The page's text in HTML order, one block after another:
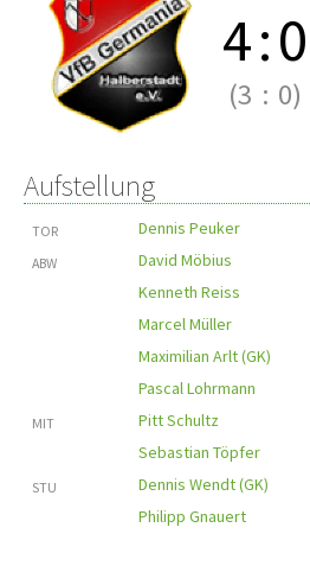
4:0
(3 : 0)
Aufstellung
TOR Dennis Peuker
ABW
David Möbius
Kenneth Reiss
Marcel Müller
Maximilian Arlt (GK)
Pascal Lohrmann
MIT
Pitt Schultz
Sebastian Töpfer
STU
Dennis Wendt (GK)
Philipp Gnauert